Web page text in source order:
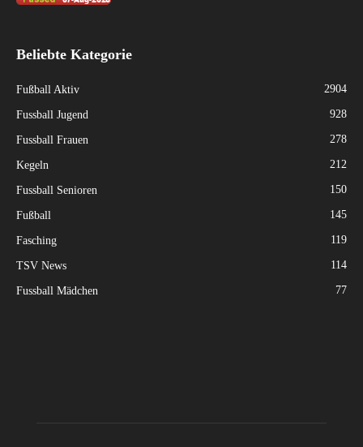
Beliebte Kategorie
Fußball Aktiv 2904
Fussball Jugend 928
Fussball Frauen 278
Kegeln 212
Fussball Senioren 150
Fußball 145
Fasching 119
TSV News 114
Fussball Mädchen 77